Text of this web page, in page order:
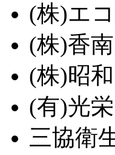
(株)エ
(株)香南
(株)昭
(有)光栄
三協衛